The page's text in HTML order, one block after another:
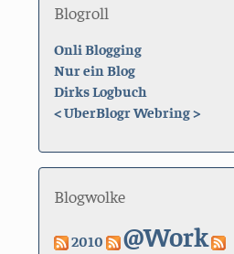
Blogroll
Onli Blogging
Nur ein Blog
Dirks Logbuch
<UberBlogr Webring>
Blogwolke
2010 @Work